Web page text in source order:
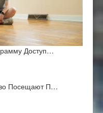
Доступ…
Посещают П…